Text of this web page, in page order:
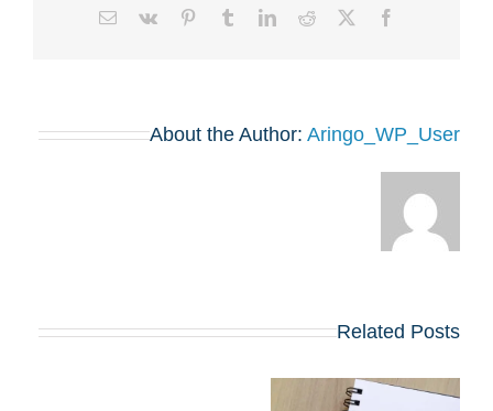
Facebook
X
Reddit
LinkedIn
Tumblr
Pinterest
Vk
Email
About the Author: Aringo_WP_User
Related Posts